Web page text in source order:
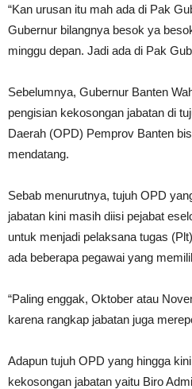
“Kan urusan itu mah ada di Pak
Gubernur bilangnya besok ya
minggu depan. Jadi ada di Pak
Sebelumnya, Gubernur Banten
pengisian kekosongan jabatan di
Daerah (OPD) Pemprov Banten
mendatang.
Sebab menurutnya, tujuh OPD
jabatan kini masih diisi pejabat
untuk menjadi pelaksana tugas
ada beberapa pegawai yang
“Paling enggak, Oktober atau
karena rangkap jabatan juga
Adapun tujuh OPD yang hingga
kekosongan jabatan yaitu Biro